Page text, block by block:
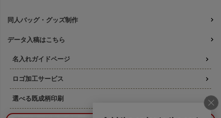
同人バッグ・グッズ制作
データ入稿はこちら
名入れガイドページ
ロゴ加工サービス
選べる既成柄印刷